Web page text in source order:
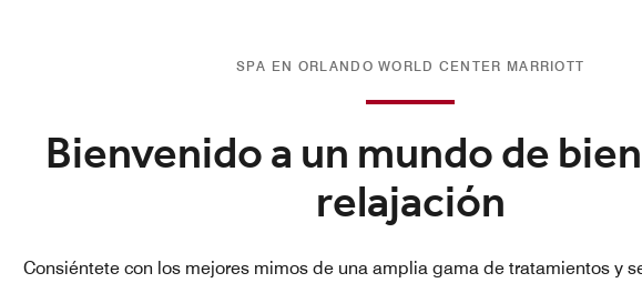
SPA EN ORLANDO WORLD CENTER MARRIOTT
Bienvenido a un mundo de
relajación
Consiéntete con los mejores mimos de una amplia gama de tratamientos y